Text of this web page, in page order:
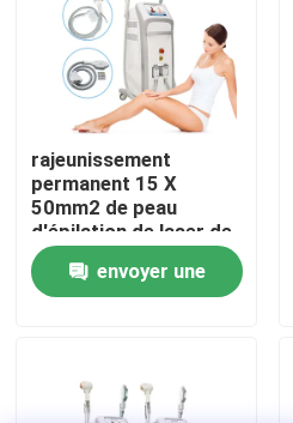
Au sujet de nous
Visite d'usine
Contrôle de qualité
Contactez-nous
Demandez une citation
rajeunissement
permanent 15 X
50mm2 de peau
d'épilation de laser de
diode du chargement
initial SHR de l'acné
480nm
envoyer une